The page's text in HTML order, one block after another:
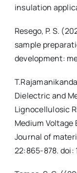
insulation
Resego, P. S.
sample
development:
Dielectric and
Lignocellulosic
Medium
Journal of
22:865-878. doi: